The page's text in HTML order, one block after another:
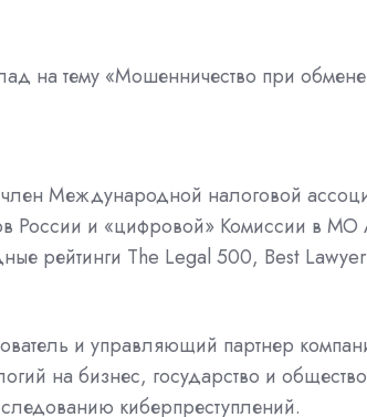
на тему «Мошенничество при
Международной налоговой
России и «цифровой» Комиссии в
рейтинги The Legal 500, Best
и управляющий партнер
на бизнес, государство и
киберпреступлений.